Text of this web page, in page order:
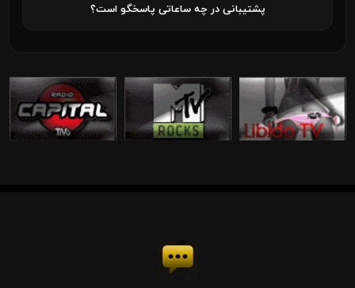
پشتیبانی در چه ساعاتی پاسخگو است؟